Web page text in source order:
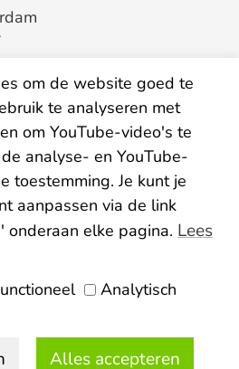
voorwaarden
Disclaimer Colofon
Elaa
om de website goed te
te analyseren met
om YouTube-video's te
analyse- en YouTube-
toestemming. Je kunt je
aanpassen via de link
onderaan elke pagina. Lees
Analytisch
Alles accepteren